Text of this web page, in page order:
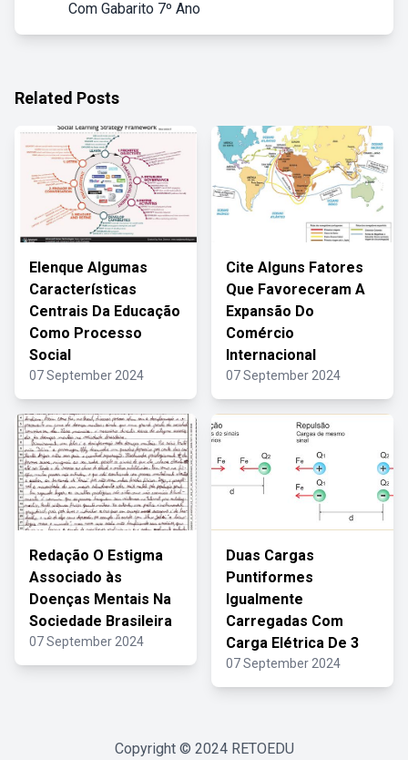
Com Gabarito 7º Ano
Related Posts
Elenque Algumas
Características
Centrais Da Educação
Como Processo
Social
07 September 2024
Cite Alguns Fatores
Que Favoreceram A
Expansão Do
Comércio
Internacional
07 September 2024
Redação O Estigma
Associado às
Doenças Mentais Na
Sociedade Brasileira
07 September 2024
Duas Cargas
Puntiformes
Igualmente
Carregadas Com
Carga Elétrica De 3
07 September 2024
Copyright © 2024 RETOEDU